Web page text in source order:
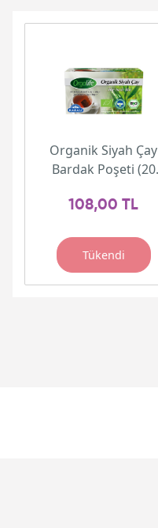
Organik Siyah Çay
Bardak Poşeti (20
108,00 TL
Tükendi